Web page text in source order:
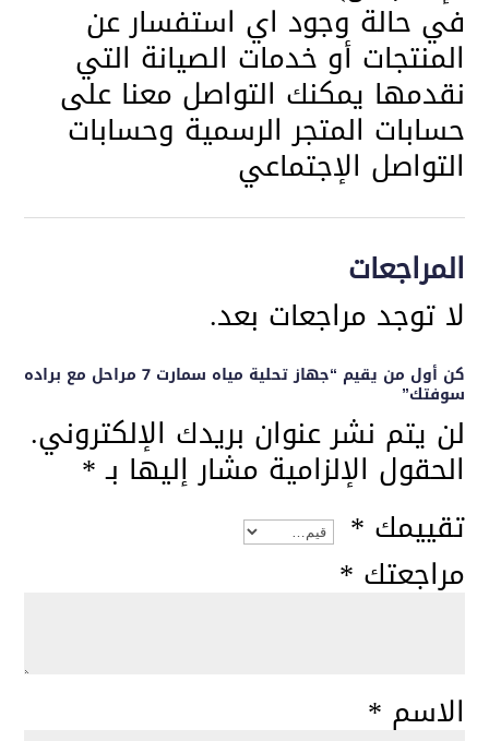
في حالة وجود اي استفسار عن
المنتجات أو خدمات الصيانة التي
نقدمها يمكنك التواصل معنا على
حسابات المتجر الرسمية وحسابات
التواصل الإجتماعي
المراجعات
لا توجد مراجعات بعد.
كن أول من يقيم “جهاز تحلية مياه سمارت 7 مراحل مع براده
سوفتك”
لن يتم نشر عنوان بريدك الإلكتروني.
الحقول الإلزامية مشار إليها بـ*
تقييمك *
مراجعتك *
الاسم *